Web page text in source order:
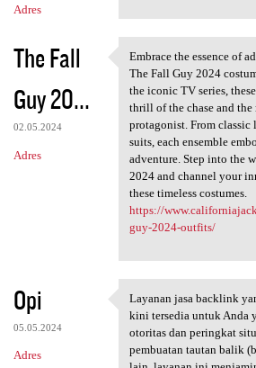
Adres
The Fall
Guy 20...
02.05.2024
Adres
Embrace the
Embrace the essence of
The Fall Guy 2024
the iconic TV series,
thrill of the chase and the
protagonist. From classic
suits, each ensemble
adventure. Step into the
2024 and channel your
these timeless costumes.
https://
guy-2024-outfits/
Opi
05.05.2024
Adres
Layanan jasa
Layanan jasa backlink
kini tersedia untuk Anda
otoritas dan peringkat
pembuatan tautan balik